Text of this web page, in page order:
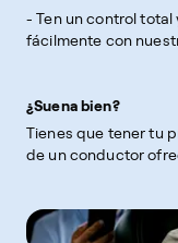
- Ten un control
fácilmente con
¿Suena bien?
Tienes que tener tu
de un conductor